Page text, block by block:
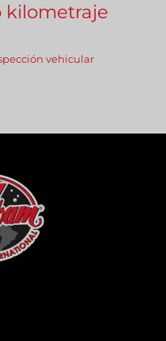
kilometraje
vehicular